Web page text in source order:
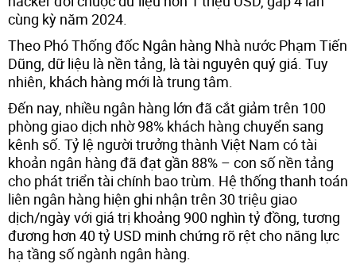
cùng kỳ năm 2024.
Theo Phó Thống đốc Ngân hàng Nhà nước Phạm Tiến
Dũng, dữ liệu là nền tảng, là tài nguyên quý giá. Tuy
nhiên, khách hàng mới là trung tâm.
Đến nay, nhiều ngân hàng lớn đã cắt giảm trên 100
phòng giao dịch nhờ 98% khách hàng chuyển sang
kênh số. Tỷ lệ người trưởng thành Việt Nam có tài
khoản ngân hàng đã đạt gần 88% – con số nền tảng
cho phát triển tài chính bao trùm. Hệ thống thanh toán
liên ngân hàng hiện ghi nhận trên 30 triệu giao
dịch/ngày với giá trị khoảng 900 nghìn tỷ đồng, tương
đương hơn 40 tỷ USD minh chứng rõ rệt cho năng lực
hạ tầng số ngành ngân hàng.